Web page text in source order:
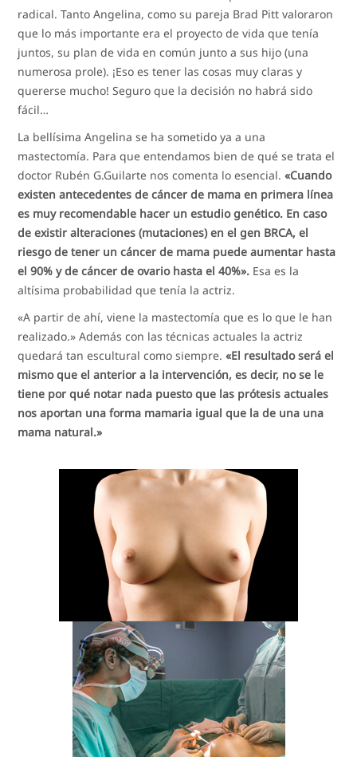
radical. Tanto Angelina, como su pareja Brad Pitt valoraron
que lo más importante era el proyecto de vida que tenía
juntos, su plan de vida en común junto a sus hijo (una
numerosa prole). ¡Eso es tener las cosas muy claras y
quererse mucho! Seguro que la decisión no habrá sido
fácil…
La bellísima Angelina se ha sometido ya a una
mastectomía. Para que entendamos bien de qué se trata el
doctor Rubén G.Guilarte nos comenta lo esencial.«Cuando
existen antecedentes de cáncer de mama en primera línea
es muy recomendable hacer un estudio genético. En caso
de existir alteraciones (mutaciones) en el gen BRCA, el
riesgo de tener un cáncer de mama puede aumentar hasta
el 90% y de cáncer de ovario hasta el 40%». Esa es la
altísima probabilidad que tenía la actriz.
«A partir de ahí, viene la mastectomía que es lo que le han
realizado.» Además con las técnicas actuales la actriz
quedará tan escultural como siempre.«El resultado será el
mismo que el anterior a la intervención, es decir, no se le
tiene por qué notar nada puesto que las prótesis actuales
nos aportan una forma mamaria igual que la de una una
mama natural.»